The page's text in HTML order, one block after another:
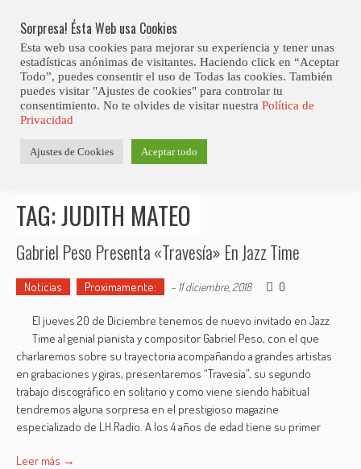
content
Club Contest.
Posts tagged "Judith Mateo"
TAG: JUDITH MATEO
Gabriel Peso Presenta «Travesía» En Jazz Time
Noticias Proximamente: - 11 diciembre, 2018 0
El jueves 20 de Diciembre tenemos de nuevo invitado en Jazz
Time al genial pianista y compositor Gabriel Peso, con el que
charlaremos sobre su trayectoria acompañando a grandes artistas
en grabaciones y giras, presentaremos “Travesía”, su segundo
trabajo discográfico en solitario y como viene siendo habitual
tendremos alguna sorpresa en el prestigioso magazine
especializado de LH Radio. A los 4 años de edad tiene su primer
Leer más →
Sorpresa! Ésta Web usa Cookies
Esta web usa cookies para mejorar su experiencia y tener unas
estadísticas anónimas de visitantes. Haciendo click en “Aceptar
Todo”, puedes consentir el uso de Todas las cookies. También
puedes visitar "Ajustes de cookies" para controlar tu
consentimiento. No te olvides de visitar nuestra Política de
Privacidad
Ajustes de Cookies Aceptar todo